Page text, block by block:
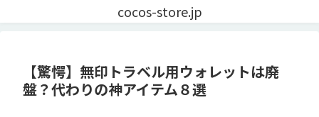
cocos-store.jp
【驚愕】無印トラベル用ウォレットは廃
盤？代わりの神アイテム８選